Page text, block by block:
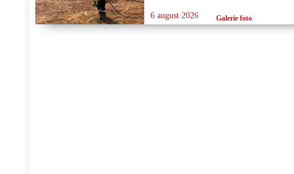
localizarea și lichidarea a patru
vegetație uscată, produse în
6 august 2026 Galerie foto